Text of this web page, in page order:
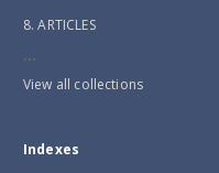
8. ARTICLES
...
View all collections
Indexes